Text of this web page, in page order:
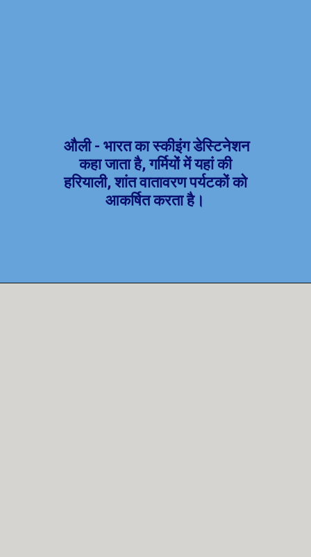
औली - भारत का स्कीइंग डेस्टिनेशन
कहा जाता है, गर्मियों में यहां की
हरियाली, शांत वातावरण पर्यटकों को
आकर्षित करता है।